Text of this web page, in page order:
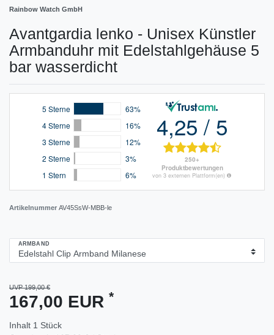
Rainbow Watch GmbH
Avantgardia lenko - Unisex Künstler
Armbanduhr mit Edelstahlgehäuse 5
bar wasserdicht
Artikelnummer AV45SsW-MBB-le
ARMBAND
UVP 199,00 €
167,00 EUR *
Inhalt 1 Stück